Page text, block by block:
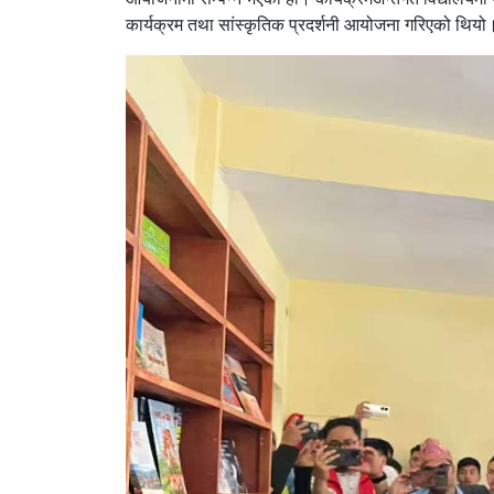
कार्यक्रम तथा सांस्कृतिक प्रदर्शनी आयोजना गरिएको